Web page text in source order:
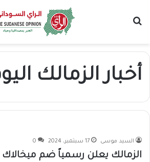
أخبار الزمالك
السيد موسى 17 سبتمبر، 2024 0
الزمالك يعلن رسمياً ضم